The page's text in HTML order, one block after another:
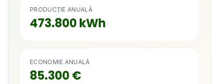
PRODUCȚIE ANUALĂ
473.800kWh
ECONOMIE ANUALĂ
85.300€